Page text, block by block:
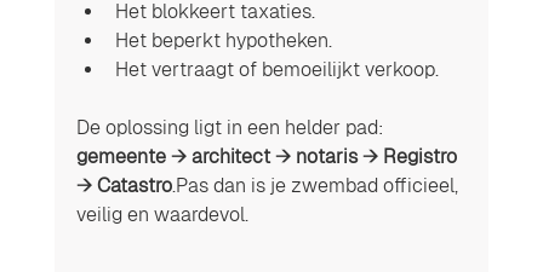
Het blokkeert taxaties.
Het beperkt hypotheken.
Het vertraagt of bemoeilijkt verkoop.
De oplossing ligt in een helder pad:
gemeente → architect → notaris → Registro
→ Catastro.Pas dan is je zwembad officieel,
veilig en waardevol.